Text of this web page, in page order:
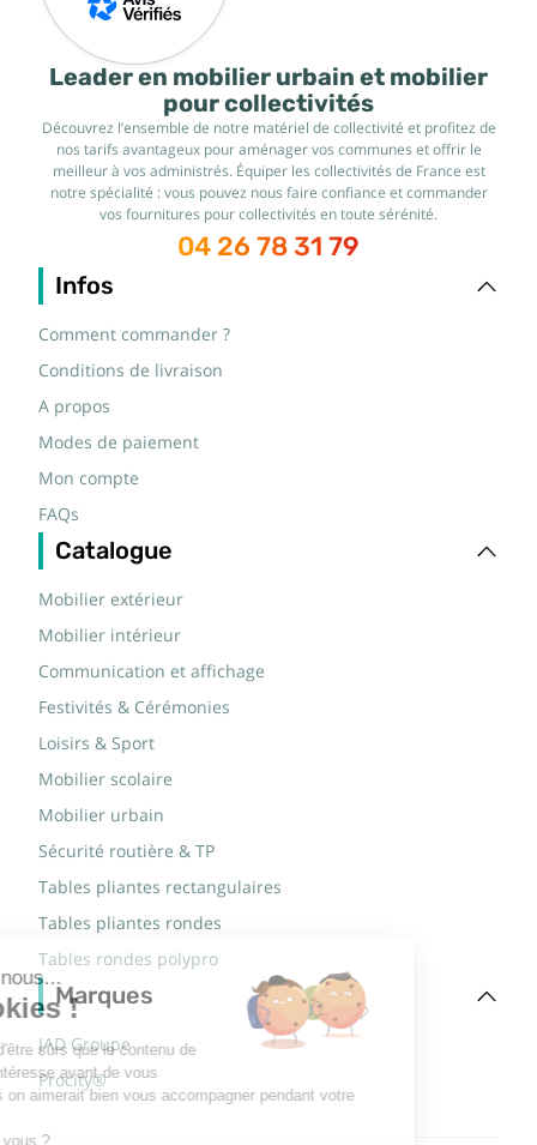
Leader en mobilier urbain et mobilier
pour collectivités
Découvrez l’ensemble de notre matériel de collectivité et profitez de
nos tarifs avantageux pour aménager vos communes et offrir le
meilleur à vos administrés. Équiper les collectivités de France est
notre spécialité : vous pouvez nous faire confiance et commander
vos fournitures pour collectivités en toute sérénité.
04 26 78 31 79
Infos
Comment commander ?
Conditions de livraison
A propos
Modes de paiement
Mon compte
FAQs
Catalogue
Mobilier extérieur
Mobilier intérieur
Communication et affichage
Festivités & Cérémonies
Loisirs & Sport
Mobilier scolaire
Mobilier urbain
Sécurité routière & TP
Tables pliantes rectangulaires
Tables pliantes rondes
Tables rondes polypro
Marques
JAD Groupe
Procity®